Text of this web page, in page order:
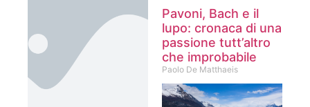
Pavoni, Bach e il
lupo: cronaca di una
passione tutt’altro
che improbabile
Paolo De Matthaeis